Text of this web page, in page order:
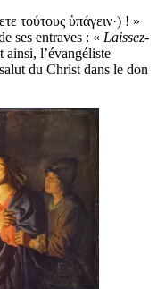
τούτους ὑπάγειν·) ! »
ses entraves : « Laissez-
ainsi, l’évangéliste
du Christ dans le don